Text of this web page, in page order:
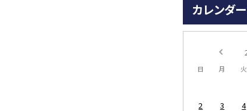
カレンダー
日 月 火
2
3 4